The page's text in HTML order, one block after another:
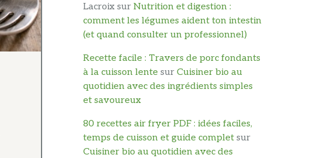
Lacroix sur Nutrition et digestion :
comment les légumes aident ton intestin
(et quand consulter un professionnel)
Recette facile : Travers de porc fondants
à la cuisson lente sur Cuisiner bio au
quotidien avec des ingrédients simples
et savoureux
80 recettes air fryer PDF : idées faciles,
temps de cuisson et guide complet sur
Cuisiner bio au quotidien avec des